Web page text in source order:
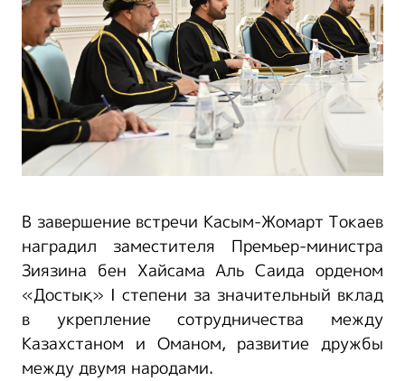
В завершение встречи Касым-Жомарт Токаев
наградил заместителя Премьер-министра
Зиязина бен Хайсама Аль Саида орденом
«Достық» I степени за значительный вклад
в укрепление сотрудничества между
Казахстаном и Оманом, развитие дружбы
между двумя народами.